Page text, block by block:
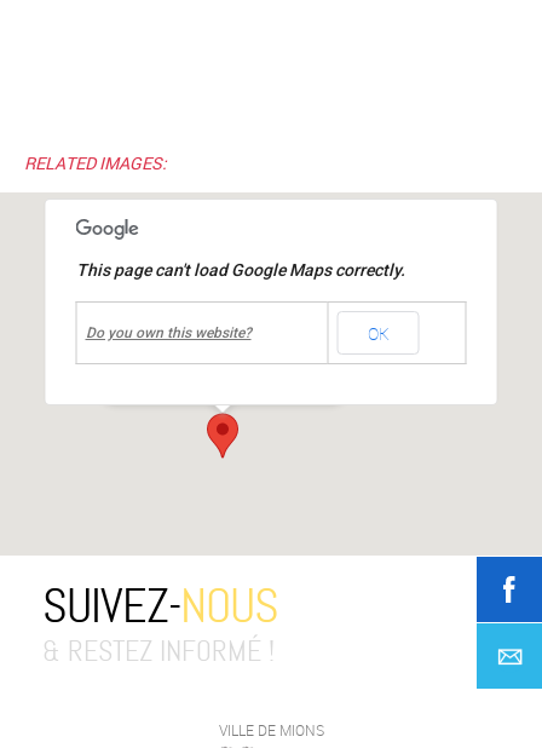
RELATED IMAGES:
Centre culturel Jean MOULIN
This page can't load Google Maps correctly.
Do you own this website? OK
SUIVEZ-NOUS
& RESTEZ INFORMÉ !
VILLE DE MIONS